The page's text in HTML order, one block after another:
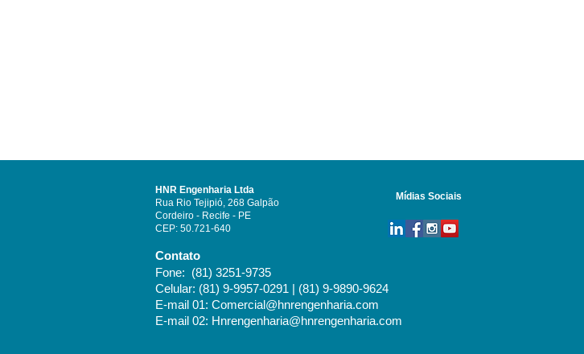
HNR Engenharia Ltda
Rua Rio Tejipió, 268 Galpão
Cordeiro - Recife - PE
CEP: 50.721-640
Contato
Fone: (81) 3251-9735
Celular: (81) 9-9957-0291 | (81) 9-9890-9624
E-mail 01: Comercial@hnrengenharia.com
E-mail 02: Hnrengenharia@hnrengenharia.com
Mídias Sociais